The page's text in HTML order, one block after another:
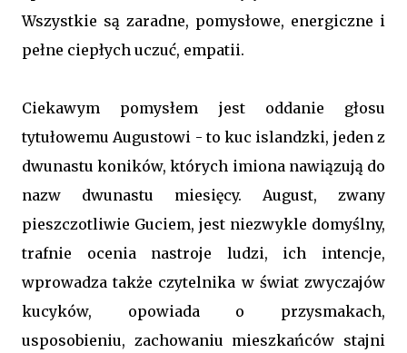
Wszystkie są zaradne, pomysłowe, energiczne i
pełne ciepłych uczuć, empatii.
Ciekawym pomysłem jest oddanie głosu
tytułowemu Augustowi - to kuc islandzki, jeden z
dwunastu koników, których imiona nawiązują do
nazw dwunastu miesięcy. August, zwany
pieszczotliwie Guciem, jest niezwykle domyślny,
trafnie ocenia nastroje ludzi, ich intencje,
wprowadza także czytelnika w świat zwyczajów
kucyków, opowiada o przysmakach,
usposobieniu, zachowaniu mieszkańców stajni